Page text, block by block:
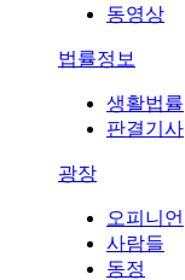
동영상
법률정보
생활법률
판결기사
광장
오피니언
사람들
동정